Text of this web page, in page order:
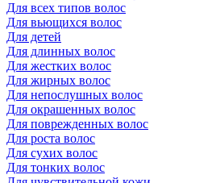
Для всех типов волос
Для вьющихся волос
Для детей
Для длинных волос
Для жестких волос
Для жирных волос
Для непослушных волос
Для окрашенных волос
Для поврежденных волос
Для роста волос
Для сухих волос
Для тонких волос